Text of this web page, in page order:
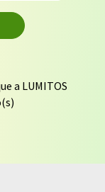
a LUMITOS
não serão
em contato